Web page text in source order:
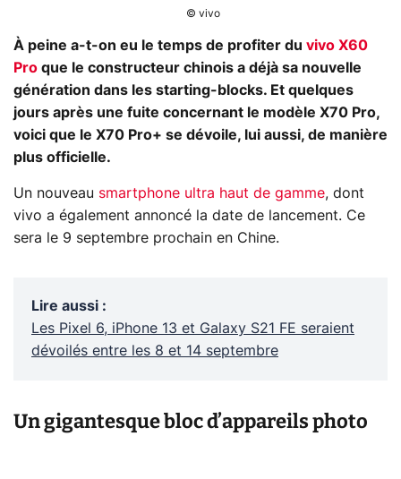
© vivo
À peine a-t-on eu le temps de profiter du vivo X60
Pro que le constructeur chinois a déjà sa nouvelle
génération dans les starting-blocks. Et quelques
jours après une fuite concernant le modèle X70 Pro,
voici que le X70 Pro+ se dévoile, lui aussi, de manière
plus officielle.
Un nouveau smartphone ultra haut de gamme, dont
vivo a également annoncé la date de lancement. Ce
sera le 9 septembre prochain en Chine.
Lire aussi :
Les Pixel 6, iPhone 13 et Galaxy S21 FE seraient
dévoilés entre les 8 et 14 septembre
Un gigantesque bloc d’appareils photo